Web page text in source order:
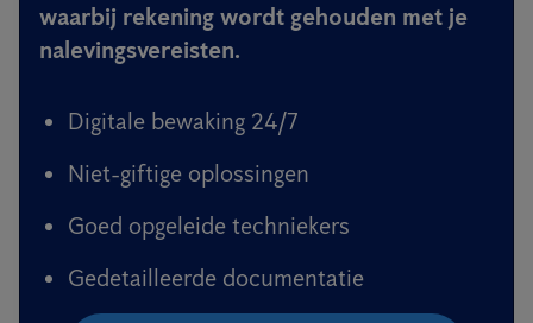
waarbij rekening wordt gehouden met je
nalevingsvereisten.
Digitale bewaking 24/7
Niet-giftige oplossingen
Goed opgeleide techniekers
Gedetailleerde documentatie